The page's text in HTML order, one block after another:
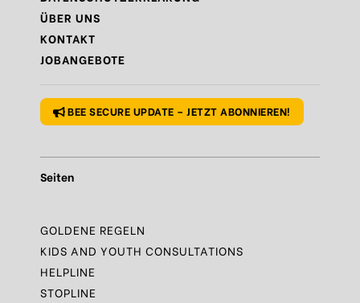
RegelN°9 – Gönn dir auch mal eine Pause
RegelN°10 – Fragen? Bleib nicht allein!
ÜBER UNS
KONTAKT
JOBANGEBOTE
BEE SECURE UPDATE – JETZT ABONNIEREN!
Seiten
GOLDENE REGELN
KIDS AND YOUTH CONSULTATIONS
HELPLINE
STOPLINE